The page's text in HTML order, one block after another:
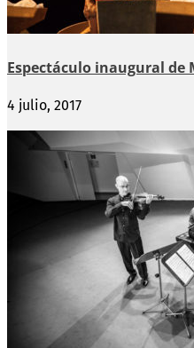
Espectáculo inaugural de
4 julio, 2017